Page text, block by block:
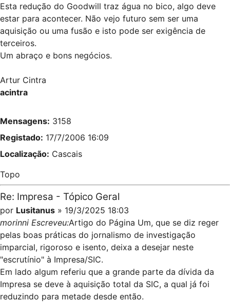
Esta redução do Goodwill traz água no bico, algo deve
estar para acontecer. Não vejo futuro sem ser uma
aquisição ou uma fusão e isto pode ser exigência de
terceiros.
Um abraço e bons negócios.
Artur Cintra
acintra
Mensagens: 3158
Registado: 17/7/2006 16:09
Localização: Cascais
Topo
Re: Impresa - Tópico Geral
por Lusitanus » 19/3/2025 18:03
morinni Escreveu:Artigo do Página Um, que se diz reger
pelas boas práticas do jornalismo de investigação
imparcial, rigoroso e isento, deixa a desejar neste
"escrutínio" à Impresa/SIC.
Em lado algum referiu que a grande parte da dívida da
Impresa se deve à aquisição total da SIC, a qual já foi
reduzindo para metade desde então.